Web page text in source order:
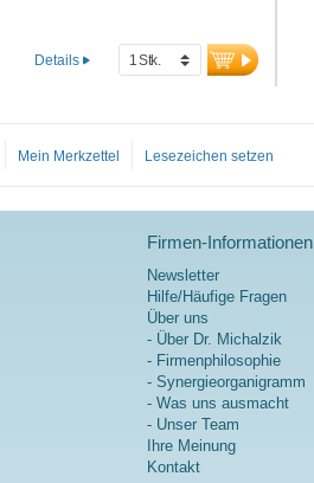
Details
Mein Merkzettel Lesezeichen setzen
Firmen-Informationen
Newsletter
Hilfe/Häufige Fragen
Über uns
- Über Dr. Michalzik
- Firmenphilosophie
- Synergieorganigramm
- Was uns ausmacht
- Unser Team
Ihre Meinung
Kontakt